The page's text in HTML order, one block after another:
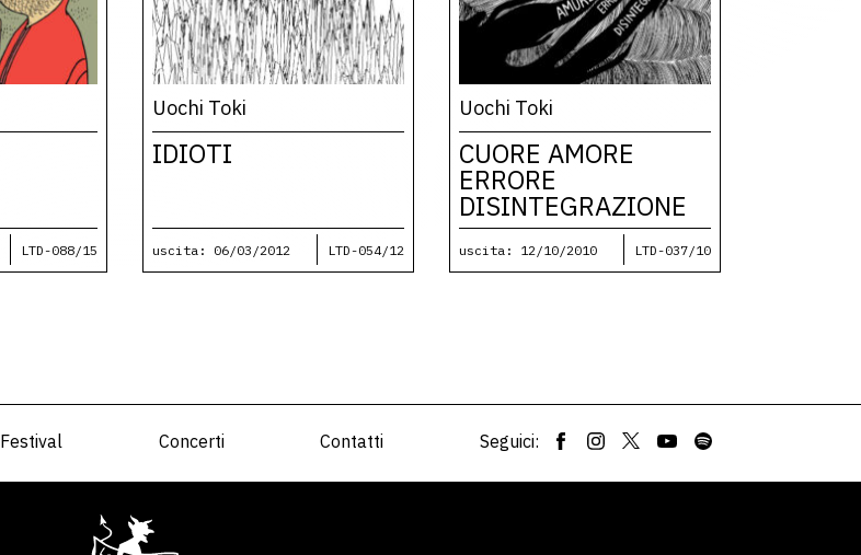
LTD-088/15
Uochi Toki
IDIOTI
uscita: 06/03/2012 LTD-054/12
Uochi Toki
CUORE AMORE
ERRORE
DISINTEGRAZIONE
uscita: 12/10/2010 LTD-037/10
Festival Concerti Contatti Seguici: